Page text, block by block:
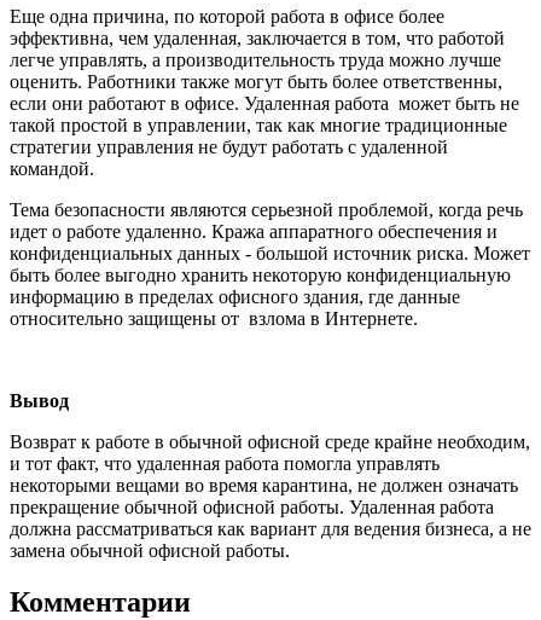
Еще одна причина, по которой работа в офисе более
эффективна, чем удаленная, заключается в том, что работой
легче управлять, а производительность труда можно лучше
оценить. Работники также могут быть более ответственны,
если они работают в офисе. Удаленная работа может быть не
такой простой в управлении, так как многие традиционные
стратегии управления не будут работать с удаленной
командой.
Тема безопасности являются серьезной проблемой, когда речь
идет о работе удаленно. Кража аппаратного обеспечения и
конфиденциальных данных - большой источник риска. Может
быть более выгодно хранить некоторую конфиденциальную
информацию в пределах офисного здания, где данные
относительно защищены от взлома в Интернете.
Вывод
Возврат к работе в обычной офисной среде крайне необходим,
и тот факт, что удаленная работа помогла управлять
некоторыми вещами во время карантина, не должен означать
прекращение обычной офисной работы. Удаленная работа
должна рассматриваться как вариант для ведения бизнеса, а не
замена обычной офисной работы.
Комментарии